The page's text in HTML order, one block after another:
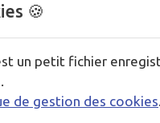
(éléments
intégrées dans le
🍪
un petit fichier
de gestion des cookies